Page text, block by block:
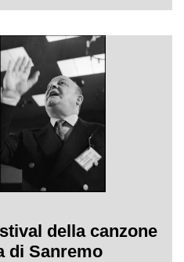
della canzone
di Sanremo